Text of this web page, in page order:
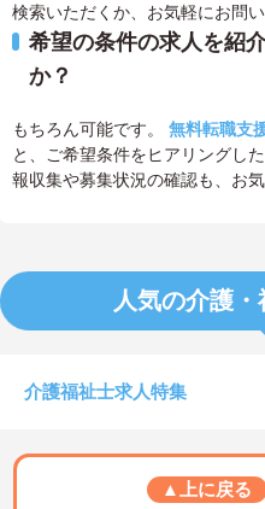
検索いただくか、お気軽にお問い
希望の条件の求人を紹
か？
もちろん可能です。 無料転職支
と、ご希望条件をヒアリングし
報収集や募集状況の確認も、お
人気の介護
介護福祉士求人特集
▲上に戻る